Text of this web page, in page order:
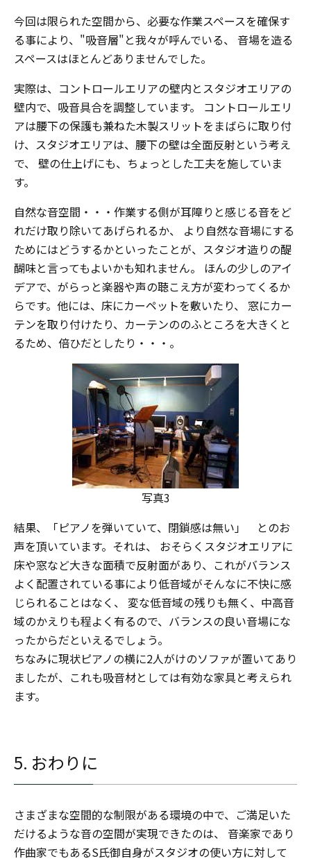
今回は限られた空間から、必要な作業スペースを確保す
る事により、"吸音層"と我々が呼んでいる、 音場を造る
スペースはほとんどありませんでした。
実際は、コントロールエリアの壁内とスタジオエリアの
壁内で、吸音具合を調整しています。 コントロールエリ
アは腰下の保護も兼ねた木製スリットをまばらに取り付
け、スタジオエリアは、腰下の壁は全面反射という考え
で、 壁の仕上げにも、ちょっとした工夫を施していま
す。
自然な音空間・・・作業する側が耳障りと感じる音をど
れだけ取り除いてあげられるか、 より自然な音場にする
ためにはどうするかといったことが、スタジオ造りの醍
醐味と言ってもよいかも知れません。 ほんの少しのアイ
デアで、がらっと楽器や声の聴こえ方が変わってくるか
らです。他には、床にカーペットを敷いたり、 窓にカー
テンを取り付けたり、カーテンののふところを大きくと
るため、倍ひだとしたり・・・。
写真3
結果、「ピアノを弾いていて、閉鎖感は無い」 とのお
声を頂いています。それは、 おそらくスタジオエリアに
床や窓など大きな面積で反射面があり、これがバランス
よく配置されている事により低音域がそんなに不快に感
じられることはなく、 変な低音域の残りも無く、中高音
域のかえりも程よく有るので、バランスの良い音場にな
ったからだといえるでしょう。
ちなみに現状ピアノの横に2人がけのソファが置いてあり
ましたが、これも吸音材としては有効な家具と考えられ
ます。
5. おわりに
さまざまな空間的な制限がある環境の中で、ご満足いた
だけるような音の空間が実現できたのは、 音楽家であり
作曲家でもあるS氏御自身がスタジオの使い方に対して